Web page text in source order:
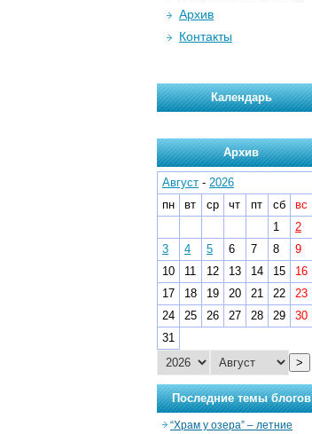
Архив
Контакты
Календарь
Архив
Август - 2026
пн
вт ср чт пт сб
вс
1
2
3
4 5 6 7 8
9
10
11 12 13 14 15
16
17
18 19 20 21 22
23
24
25 26 27 28 29
30
31
>
Последние темы блогов
“Храм у озера” – летние